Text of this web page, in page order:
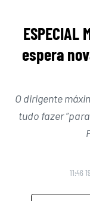
ESPECIAL
espera
O dirigente
tudo fazer
11:46